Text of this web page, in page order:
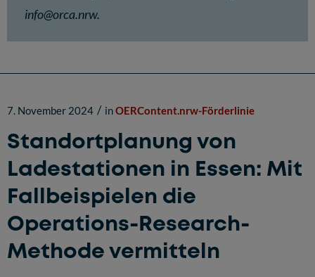
info@orca.nrw.
Standortplanung von
Ladestationen in Essen: Mit
Fallbeispielen die
Operations-Research-
Methode vermitteln
7. November 2024 / inOERContent.nrw-Förderlinie